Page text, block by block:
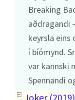
Breaking
aðdragandi
keyrsla eins
í bíómynd.
var kannski
Spennandi
Joker (2019)